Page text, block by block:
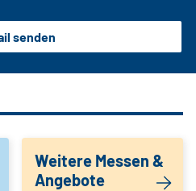
senden
Weitere Messen &
Angebote